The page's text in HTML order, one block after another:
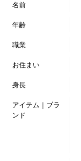
名前
年齢
職業
お住まい
身長
アイテム｜ブラ
ンド